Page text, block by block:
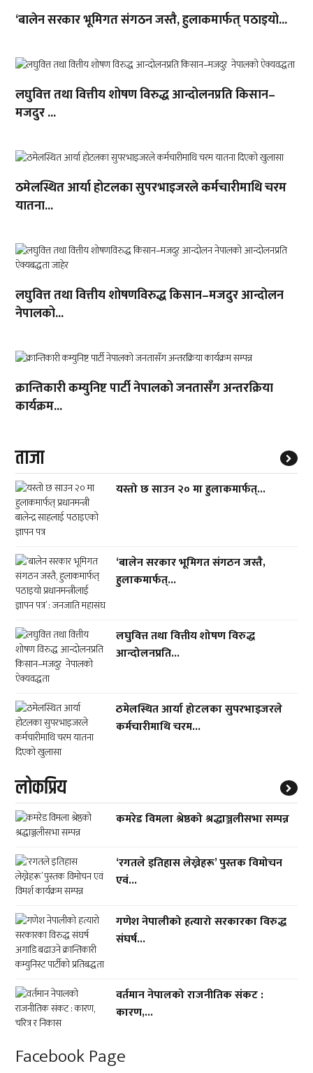
‘बालेन सरकार भूमिगत संगठन जस्तै, हुलाकमार्फत् पठाइयो...
लघुवित्त तथा वित्तीय शोषण विरुद्ध आन्दोलनप्रति किसान–
मजदुर ...
ठमेलस्थित आर्या होटलका सुपरभाइजरले कर्मचारीमाथि चरम
यातना...
लघुवित्त तथा वित्तीय शोषणविरुद्ध किसान–मजदुर आन्दोलन
नेपालको...
क्रान्तिकारी कम्युनिष्ट पार्टी नेपालको जनतासँग अन्तरक्रिया
कार्यक्रम...
ताजा
यस्तो छ साउन २० मा हुलाकमार्फत्...
‘बालेन सरकार भूमिगत संगठन जस्तै,
हुलाकमार्फत्...
लघुवित्त तथा वित्तीय शोषण विरुद्ध
आन्दोलनप्रति...
ठमेलस्थित आर्या होटलका सुपरभाइजरले
कर्मचारीमाथि चरम...
लाेकप्रिय
कमरेड विमला श्रेष्ठको श्रद्धाञ्जलीसभा सम्पन्न
‘रगतले इतिहास लेख्नेहरू’ पुस्तक विमोचन
एवं...
गणेश नेपालीको हत्यारो सरकारका विरुद्ध
संघर्ष...
वर्तमान नेपालको राजनीतिक संकट :
कारण,...
Facebook Page